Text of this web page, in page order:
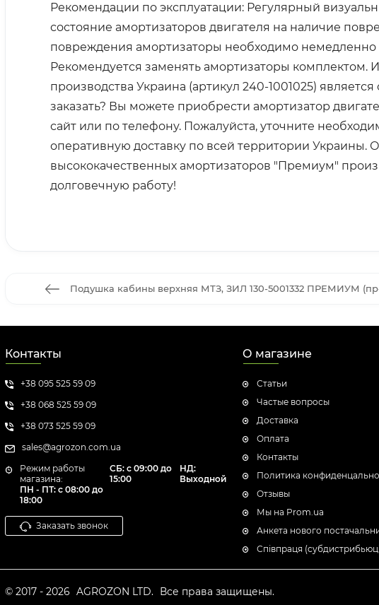
Рекомендации по эксплуатации: Регулярный
состояние амортизаторов двигателя на наличие
повреждения амортизаторы необходимо
Рекомендуется заменять амортизаторы комплектом.
производства Украина (артикул 240-1001025)
заказать? Вы можете приобрести амортизатор
сайт или по телефону. Пожалуйста, уточните
оперативную доставку по всей территории
высококачественных амортизаторов "Премиум"
долговечную работу!
Подушка кабины верхняя МТЗ, ЗИЛ 130-5001332 ПРЕМИУМ
Контакты
+38 095 525 59 09
+38 068 525 59 09
+38 073 525 59 09
sales@agrozon.com.ua
Режим работы
магазина:
ПН - ПТ: с 08:00 до
18:00
СБ: с 09:00 до
15:00
НД:
Выходной
Заказать звонок
О магазине
Статьи
Частые вопросы
Доставка
Оплата
Контакты
Политика
Отзывы
Мы на Prom.ua
Анкета нового
Співпраця
© 2017 - 2026 AGROZON LTD. Все права защищены.